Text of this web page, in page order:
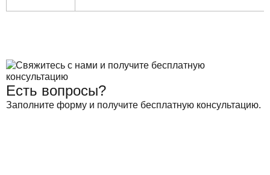
Есть вопросы?
Заполните форму и получите бесплатную консультацию.